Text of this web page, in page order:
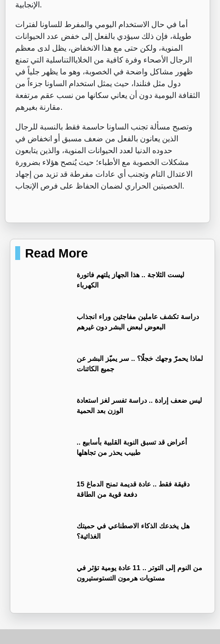
الإنجابية.
أما في حال الاستخدام اليومي والمفرط للساونا لفترات
طويلة، فإن ذلك سيؤدي بالفعل إلى خفض عدد الحيوانات
المنوية، ولكن حتى مع هذا الانخفاض، يظل لدى معظم
الرجال الأصحاء وفرة كافية من الخلاياالتناسلية التي تمنع
ظهور مشاكل واضحة في الخصوبة، وهو ما يظهر جلياً في
دول مثل فنلندا، حيث يمثل استخدام الساونا جزءاً من
الثقافة اليومية دون أن يعاني سكانها من نسب عقم مرتفعة
مقارنة بغيرهم.
وتصبح مسألة تجنب الساونا حاسمة فقط بالنسبة للرجال
الذين يعانون بالفعل من ضعف مسبق أو انخفاض في
حدوده الدنيا لعدد الحيوانات المنوية، والذين يتابعون
مشكلات الخصوبة مع الأطباء؛ حيث يُنصح هؤلاء بضرورة
الاعتدال التام وتجنب أي عادات مفرطة قد تزيد من إجهاد
الخصيتين الحراري لضمان الحفاظ على فرص الإنجاب.
Read More
ليست الثلاجة .. هذا الجهاز يلتهم فاتورة
الكهرباء
دراسة تكشف عاملين مفاجئين وراء انجذاب
البعوض لبعض البشر دون غيرهم
لماذا يحمرّ وجهك خجلًا؟ .. سر يميّز البشر عن
جميع الكائنات
ليس ضعف إرادة .. دراسة تفسر لغز استعادة
الوزن بعد الحمية
أعراض قد تسبق النوبة القلبية بأسابيع ..
طبيب يحذر من تجاهلها
15 دقيقة فقط .. عادة قديمة تمنح الدماغ
دفعة قوية من الطاقة
هل يخدعك الذكاء الاصطناعي في حميتك
الغذائية؟
من النوم إلى التوتر .. 11 عادة يومية تؤثر في
مستويات هرمون التستوستيرون